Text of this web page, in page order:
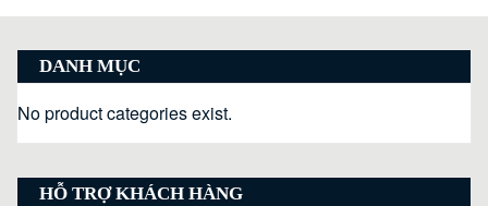
DANH MỤC
No product categories exist.
HỖ TRỢ KHÁCH HÀNG